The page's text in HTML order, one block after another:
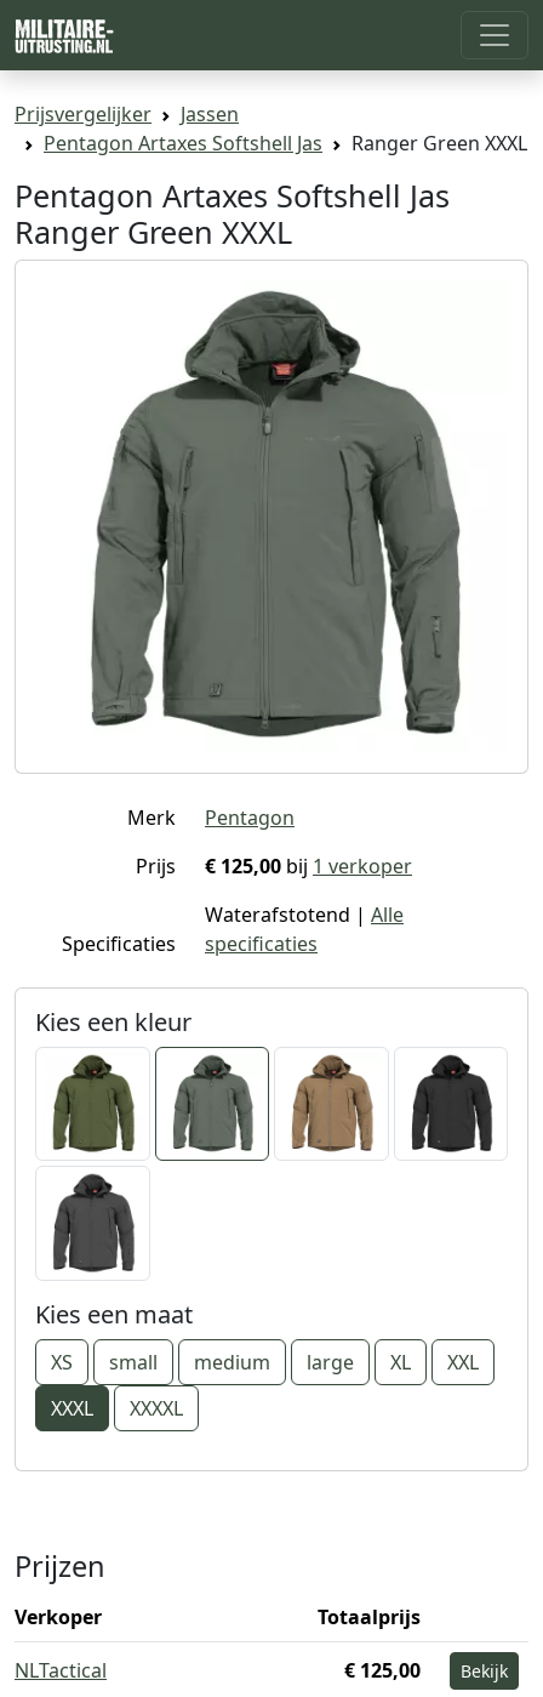
Prijsvergelijker
Jassen
Pentagon Artaxes Softshell Jas
Ranger Green XXXL
Pentagon Artaxes Softshell Jas
Ranger Green XXXL
Merk
Pentagon
Prijs
€ 125,00 bij 1 verkoper
Specificaties
Waterafstotend | Alle
specificaties
Kies een kleur
Kies een maat
XS small medium large XL
XXL
XXXL
XXXXL
Prijzen
Verkoper
Totaalprijs
NLTactical
€ 125,00 Bekijk